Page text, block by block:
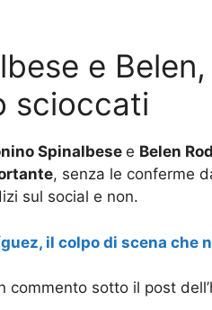
e
scioccati
Spinalbese e Belen
, senza le conferme
sul social e non.
il colpo di scena che
commento sotto il post